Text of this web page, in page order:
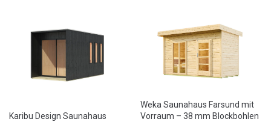
Karibu Design Saunahaus
Weka Saunahaus Farsund mit
Vorraum – 38 mm Blockbohlen